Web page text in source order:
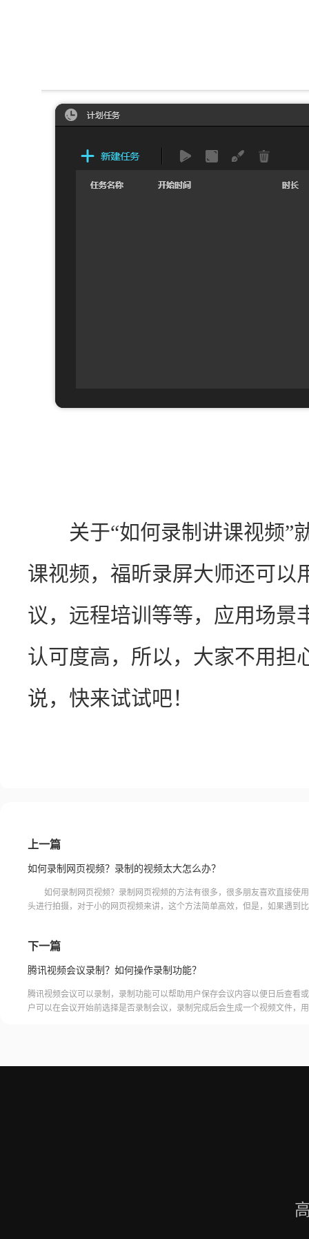
关于“如何录制讲课视频”
课视频，福昕录屏大师还可以
议，远程培训等等，应用场景
认可度高，所以，大家不用担
说，快来试试吧！
上一篇
如何录制网页视频？录制的视频太大怎么办？
如何录制网页视频？录制网页视频的方法有很多，很多朋友喜欢直接使
头进行拍摄，对于小的网页视频来讲，这个方法简单高效，但是，如果遇到
下一篇
腾讯视频会议录制？如何操作录制功能？
腾讯视频会议可以录制，录制功能可以帮助用户保存会议内容以便日后查看
户可以在会议开始前选择是否录制会议，录制完成后会生成一个视频文件，